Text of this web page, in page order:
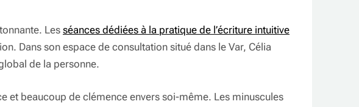
Les séances dédiées à la pratique de l’écriture intuitive
Dans son espace de consultation situé dans le Var, Célia
de la personne.
et beaucoup de clémence envers soi-même. Les minuscules